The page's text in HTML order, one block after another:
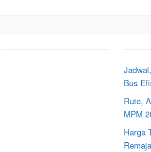
Bus
Rute,
MPM
Harga